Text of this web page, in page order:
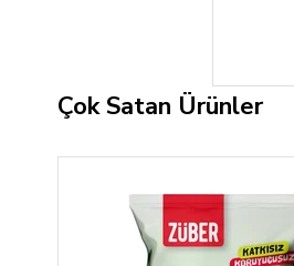
Çok Satan Ürünler